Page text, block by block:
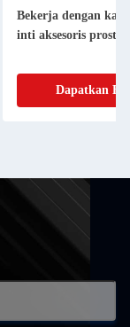
Bekerja dengan
inti aksesoris
Dapatkan